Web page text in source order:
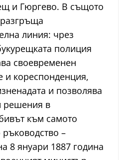
и Гюргево. В същото
линия: чрез
полиция
своевременен
и кореспонденция,
и позволява
решения в
към самото
–
8 януари 1887 година